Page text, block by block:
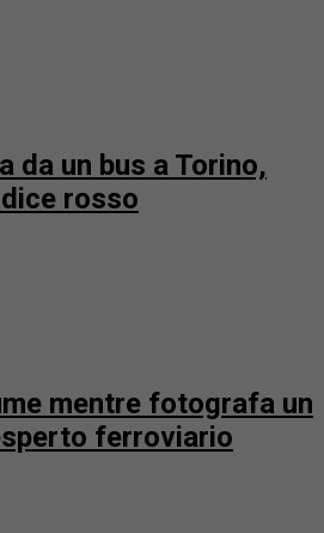
da un bus a Torino,
rosso
mentre fotografa un
ferroviario